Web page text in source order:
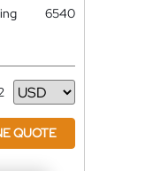
6540
QUOTE